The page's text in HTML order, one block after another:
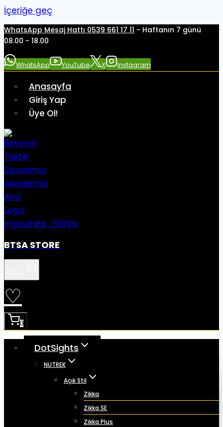
İçeriğe geç
WhatsApp Mesaj Hattı 0539 661 17 11 - Haftanın 7 günü
08.00 - 18.00
WhatsApp YouTube X Instagram
Anasayfa
Giriş Yap
Üye Ol!
BTSA STORE
♡
0
DotSights
NUTREK
Açık Stil
Zikka
Zikka SE
Zikka Plus